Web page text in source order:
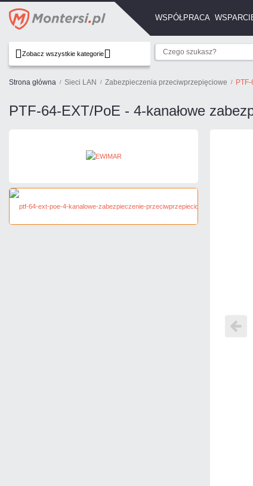
WSPÓŁPRACA
Zobacz wszystkie kategorie
Strona główna Sieci LAN Zabezpieczenia przeciwprzepięciowe
PTF-64-EXT/PoE - 4-kanałowe